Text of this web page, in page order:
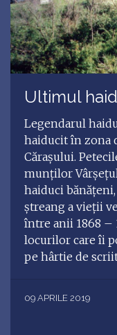
Ultimul
Legendarul
haiducit în zona
Căraşului.
munţilor
haiduci
ştreang a vieţii
între anii 1868 –
locurilor care îi
pe hârtie de
09 APRILE 2019